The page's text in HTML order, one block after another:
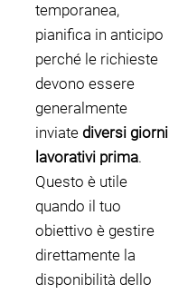
temporanea,
pianifica in anticipo
perché le richieste
devono essere
generalmente
inviate diversi giorni
lavorativi prima.
Questo è utile
quando il tuo
obiettivo è gestire
direttamente la
disponibilità dello